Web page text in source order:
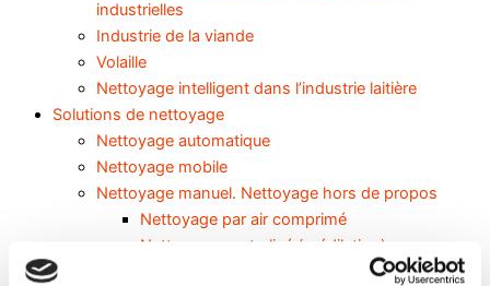
industrielles
Industrie de la viande
Volaille
Nettoyage intelligent dans l’industrie laitière
Solutions de nettoyage
Nettoyage automatique
Nettoyage mobile
Nettoyage manuel. Nettoyage hors de propos
Nettoyage par air comprimé
Nettoyage centralisé (prédilution)